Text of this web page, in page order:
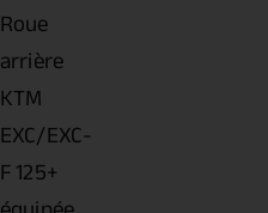
Roue
arrière
KTM
EXC/EXC-
F 125+